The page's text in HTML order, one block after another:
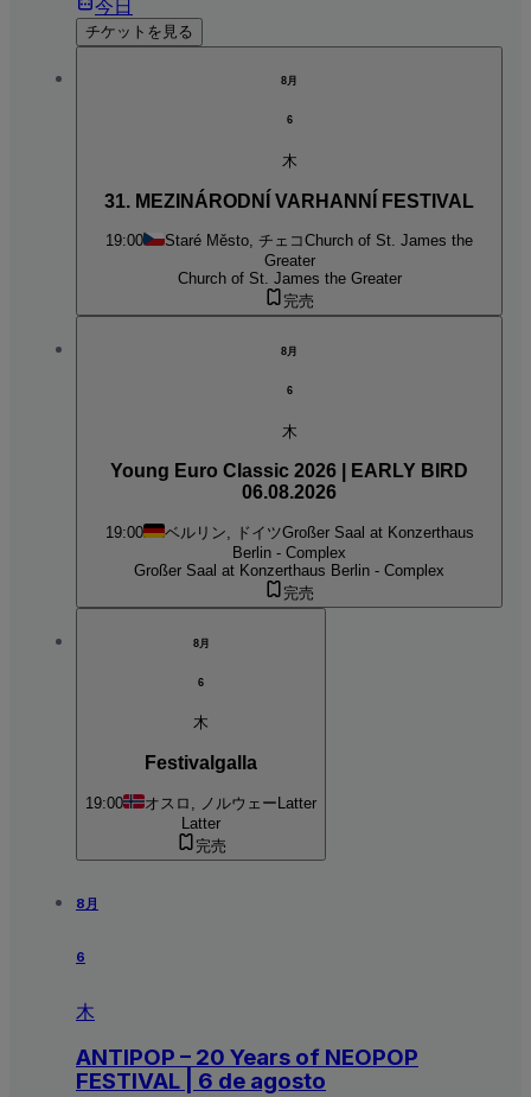
今日
チケットを見る
8月
6
木
31. MEZINÁRODNÍ VARHANNÍ FESTIVAL
19:00 Staré Město, チェコChurch of St. James the
Greater
Church of St. James the Greater
完売
8月
6
木
Young Euro Classic 2026 | EARLY BIRD
06.08.2026
19:00 ベルリン, ドイツGroßer Saal at Konzerthaus
Berlin - Complex
Großer Saal at Konzerthaus Berlin - Complex
完売
8月
6
木
Festivalgalla
19:00 オスロ, ノルウェーLatter
Latter
完売
8月
6
木
ANTIPOP – 20 Years of NEOPOP
FESTIVAL | 6 de agosto